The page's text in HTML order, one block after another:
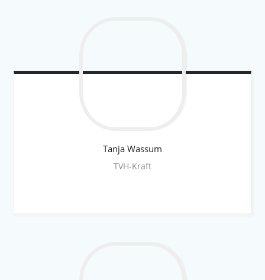
TanjaWassum
TVH-Kraft